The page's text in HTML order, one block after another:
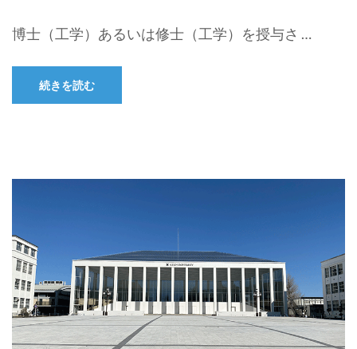
博士（工学）あるいは修士（工学）を授与さ …
続きを読む